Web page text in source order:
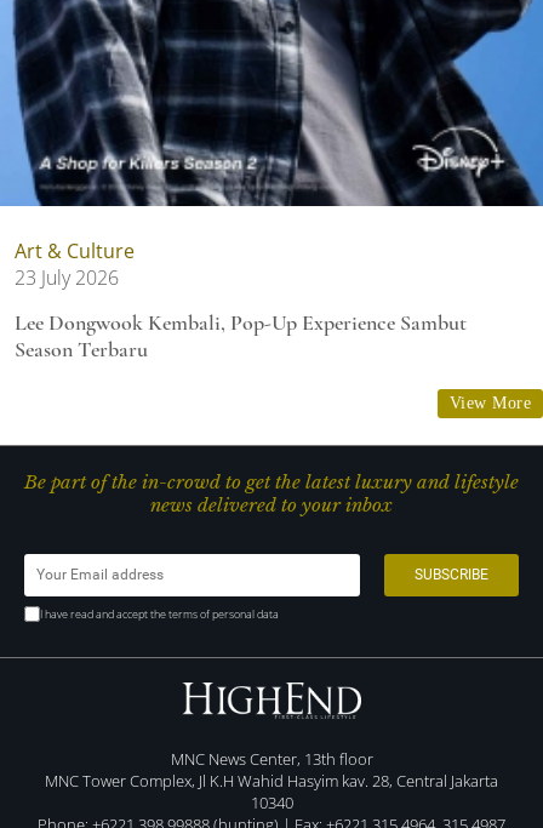
Art & Culture
23 July 2026
Lee Dongwook Kembali, Pop-Up Experience Sambut
Season Terbaru
View More
Be part of the in-crowd to get the latest luxury and lifestyle
news delivered to your inbox
I have read and accept the terms of personal data
MNC News Center, 13th floor
MNC Tower Complex, Jl K.H Wahid Hasyim kav. 28, Central Jakarta
10340